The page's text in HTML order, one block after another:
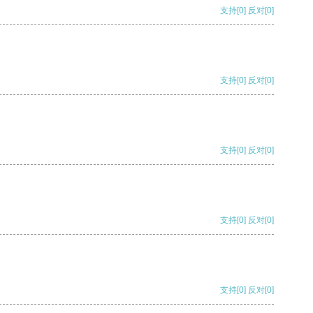
支持[0] 反对[0]
支持[0] 反对[0]
支持[0] 反对[0]
支持[0] 反对[0]
支持[0] 反对[0]